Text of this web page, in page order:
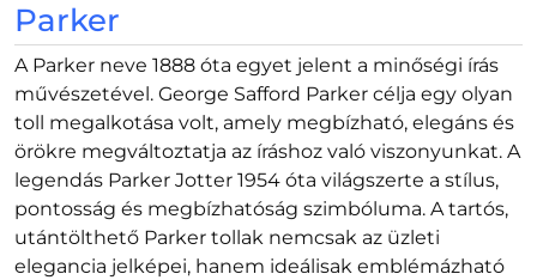
Parker
A Parker neve 1888 óta egyet jelent a minőségi írás
művészetével. George Safford Parker célja egy olyan
toll megalkotása volt, amely megbízható, elegáns és
örökre megváltoztatja az íráshoz való viszonyunkat. A
legendás Parker Jotter 1954 óta világszerte a stílus,
pontosság és megbízhatóság szimbóluma. A tartós,
utántölthető Parker tollak nemcsak az üzleti
elegancia jelképei, hanem ideálisak emblémázható